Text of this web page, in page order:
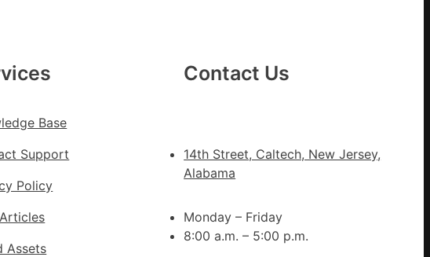
件
談
Base
Support
Policy
Assets
Contact Us
14th Street, Caltech, New Jersey,
Alabama
Monday – Friday
8:00 a.m. – 5:00 p.m.